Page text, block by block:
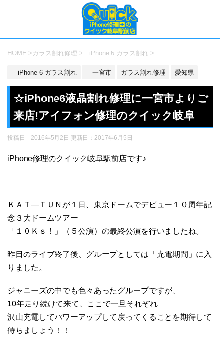
HOME > ガラス割れ修理 > iPhone 6 ガラス割れ >
iPhone 6 ガラス割れ 一宮市 ガラス割れ修理 愛知県
☆iPhone6液晶割れ修理に一宮市よりご
来店!アイフォン修理のクイック岐阜
投稿日：2016年5月2日 更新日： 2017年6月5日
iPhone修理のクイック岐阜駅前店です♪
ＫＡＴ―ＴＵＮが１日、東京ドームでデビュー１０周年記
念３大ドームツアー
「１０Ｋｓ！」（５公演）の最終公演を行いましたね。
昨日のライブ終了後、グループとしては「充電期間」に入
りました。
ジャニーズの中でも色々あったグループですが、
10年走り続けて来て、ここで一旦それぞれ
沢山充電してパワーアップして戻ってくることを期待して
待ちましょう！！